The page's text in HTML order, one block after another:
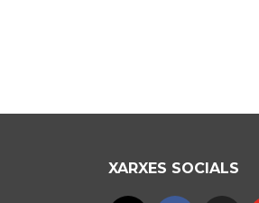
XARXES SOCIALS